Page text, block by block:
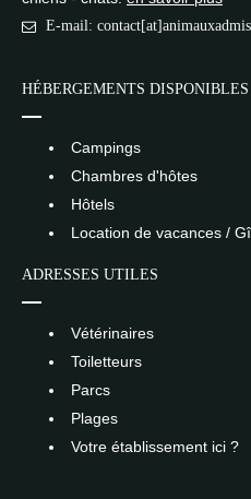
E-mail:
HÉBERGEMENTS DISPONIBLES
Campings
Chambres d'hôtes
Hôtels
Location de vacances /
ADRESSES UTILES
Vétérinaires
Toiletteurs
Parcs
Plages
Votre établissement ici ?